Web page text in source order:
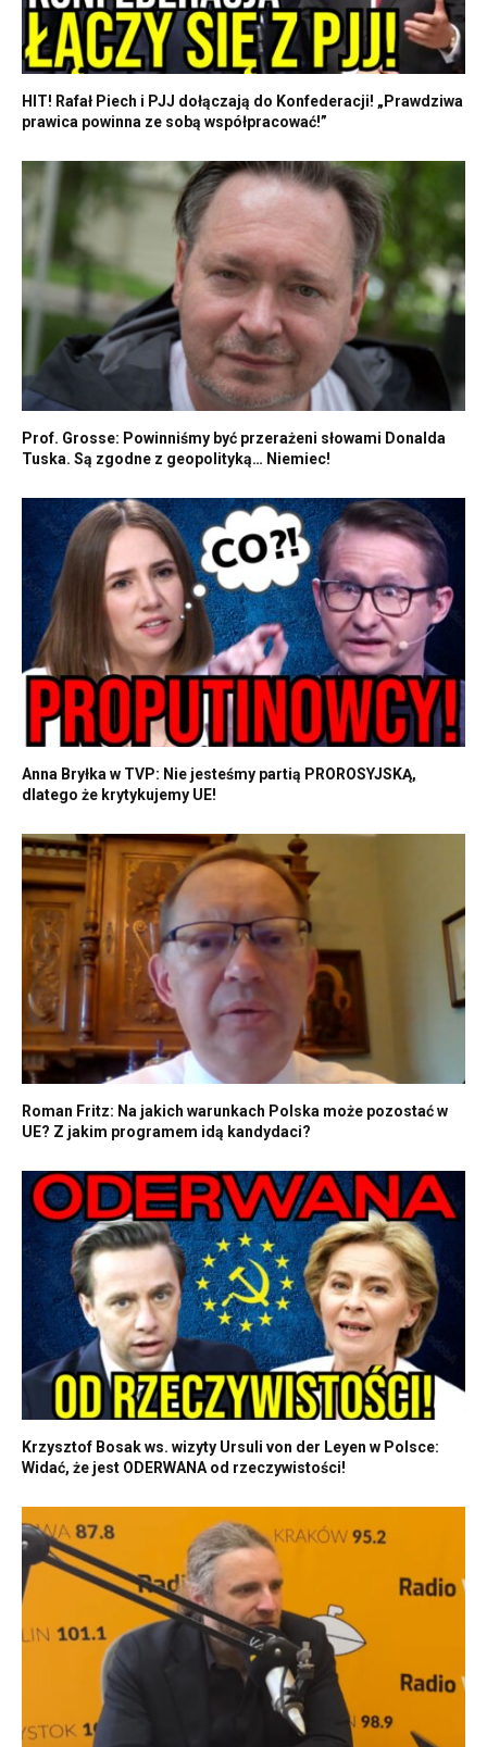
HIT! Rafał Piech i PJJ dołączają do Konfederacji! „Prawdziwa
prawica powinna ze sobą współpracować!”
Prof. Grosse: Powinniśmy być przerażeni słowami Donalda
Tuska. Są zgodne z geopolityką… Niemiec!
Anna Bryłka w TVP: Nie jesteśmy partią PROROSYJSKĄ,
dlatego że krytykujemy UE!
Roman Fritz: Na jakich warunkach Polska może pozostać w
UE? Z jakim programem idą kandydaci?
Krzysztof Bosak ws. wizyty Ursuli von der Leyen w Polsce:
Widać, że jest ODERWANA od rzeczywistości!